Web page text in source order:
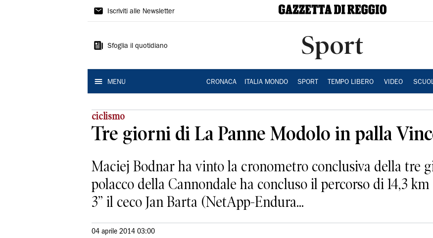
Gazzetta
Reggio
Iscriviti alle Newsletter
Sfoglia il quotidiano Sport
MENU CRONACA ITALIA MONDO SPORT TEMPO LIBERO VIDEO
ciclismo
Tre giorni di La Panne Modolo in palla
Maciej Bodnar ha vinto la cronometro conclusiva della tre
polacco della Cannondale ha concluso il percorso di 14,3 km
3” il ceco Jan Barta (NetApp-Endura...
04 aprile 2014 03:00